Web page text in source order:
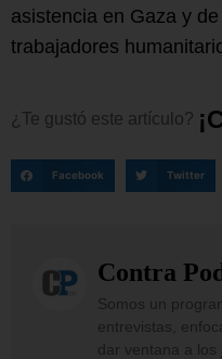
asistencia en Gaza y
trabajadores
¿Te gustó este artículo? ¡
Facebook Twitter
Contra
Somos un
entrevistas,
dar ventana a los